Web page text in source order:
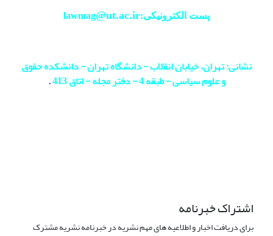
پست الکترونیکی:lawmag@ut.ac.ir
نشانی: تهران، خیابان انقلاب - دانشگاه تهران - دانشکده حقوق
و علوم سیاسی - طبقه 4 - دفتر مجله - اتاق 413
.
اشتراک خبرنامه
برای دریافت اخبار و اطلاعیه های مهم نشریه در خبرنامه نشریه مشترک